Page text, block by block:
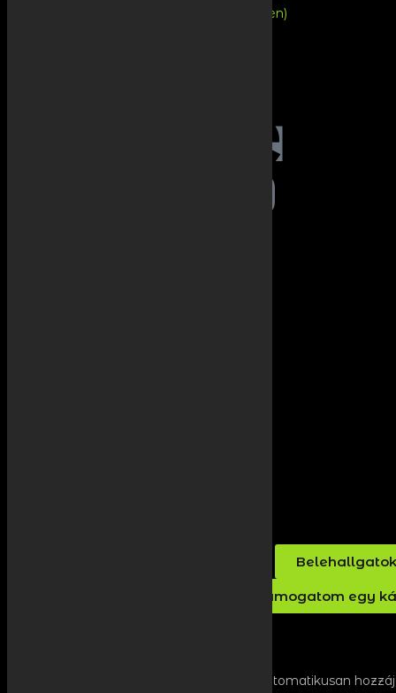
Telegram (új események üzenetben)
Belehallgatok
Támogatom egy
Rendezvényeinken való részvételeddel automatikusan